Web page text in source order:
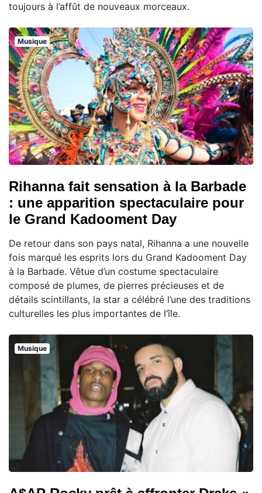
toujours à l’affût de nouveaux morceaux.
Musique
Rihanna fait sensation à la Barbade
: une apparition spectaculaire pour
le Grand Kadooment Day
De retour dans son pays natal, Rihanna a une nouvelle
fois marqué les esprits lors du Grand Kadooment Day
à la Barbade. Vêtue d’un costume spectaculaire
composé de plumes, de pierres précieuses et de
détails scintillants, la star a célébré l’une des traditions
culturelles les plus importantes de l’île.
Musique